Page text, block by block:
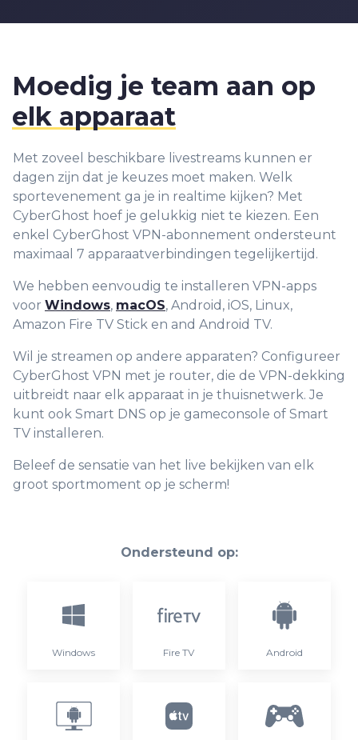
99
87
9
Moedig je team aan op
elk apparaat
Met zoveel beschikbare livestreams kunnen er
dagen zijn dat je keuzes moet maken. Welk
sportevenement ga je in realtime kijken? Met
CyberGhost hoef je gelukkig niet te kiezen. Een
enkel CyberGhost VPN-abonnement ondersteunt
maximaal 7 apparaatverbindingen tegelijkertijd.
We hebben eenvoudig te installeren VPN-apps
voor Windows, macOS, Android, iOS, Linux,
Amazon Fire TV Stick en and Android TV.
Wil je streamen op andere apparaten? Configureer
CyberGhost VPN met je router, die de VPN-dekking
uitbreidt naar elk apparaat in je thuisnetwerk. Je
kunt ook Smart DNS op je gameconsole of Smart
TV installeren.
Beleef de sensatie van het live bekijken van elk
groot sportmoment op je scherm!
Ondersteund op:
Windows Fire TV Android